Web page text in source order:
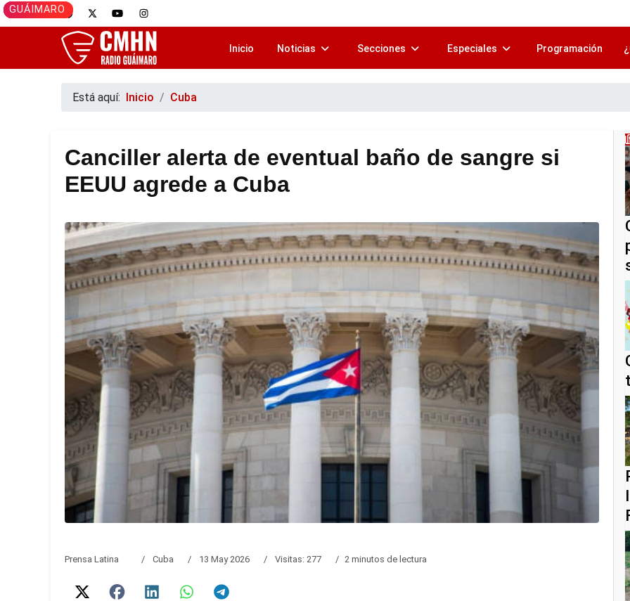
Inicio Noticias Secciones Especiales Programación
Está aquí: Inicio Cuba
Canciller alerta de eventual baño de sangre si
EEUU agrede a Cuba
Prensa Latina Cuba 13 May 2026 Visitas: 277 2 minutos de lectura
CAMAGÜEY
GUÁIMARO
GUÁIMARO
CAMAGÜEY
GUÁIMARO